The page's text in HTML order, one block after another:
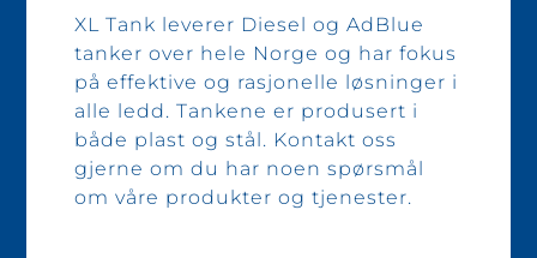
XL Tank leverer Diesel og AdBlue
tanker over hele Norge og har fokus
på effektive og rasjonelle løsninger i
alle ledd. Tankene er produsert i
både plast og stål. Kontakt oss
gjerne om du har noen spørsmål
om våre produkter og tjenester.